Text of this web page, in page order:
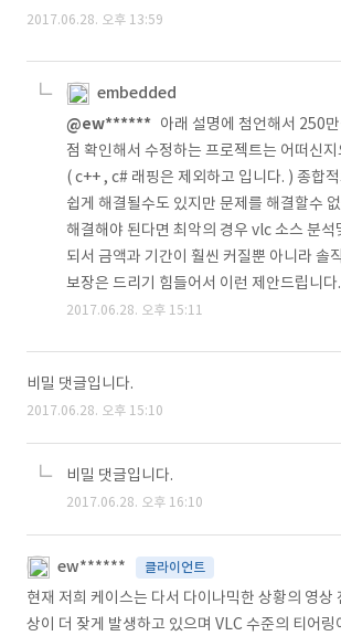
2017.06.28. 오후 13:59
embedded
@ew****** 아래 설명에 첨언해서 250
점 확인해서 수정하는 프로젝트는 어떠신지
( c++ , c# 래핑은 제외하고 입니다. ) 종합
쉽게 해결될수도 있지만 문제를 해결할수
해결해야 된다면 최악의 경우 vlc 소스 분석
되서 금액과 기간이 훨씬 커질뿐 아니라 솔
보장은 드리기 힘들어서 이런 제안드립니
2017.06.28. 오후 15:11
비밀 댓글입니다.
2017.06.28. 오후 15:10
비밀 댓글입니다.
2017.06.28. 오후 16:10
ew****** 클라이언트
현재 저희 케이스는 다서 다이나믹한 상황의 영상
상이 더 잦게 발생하고 있으며 VLC 수준의 티어링